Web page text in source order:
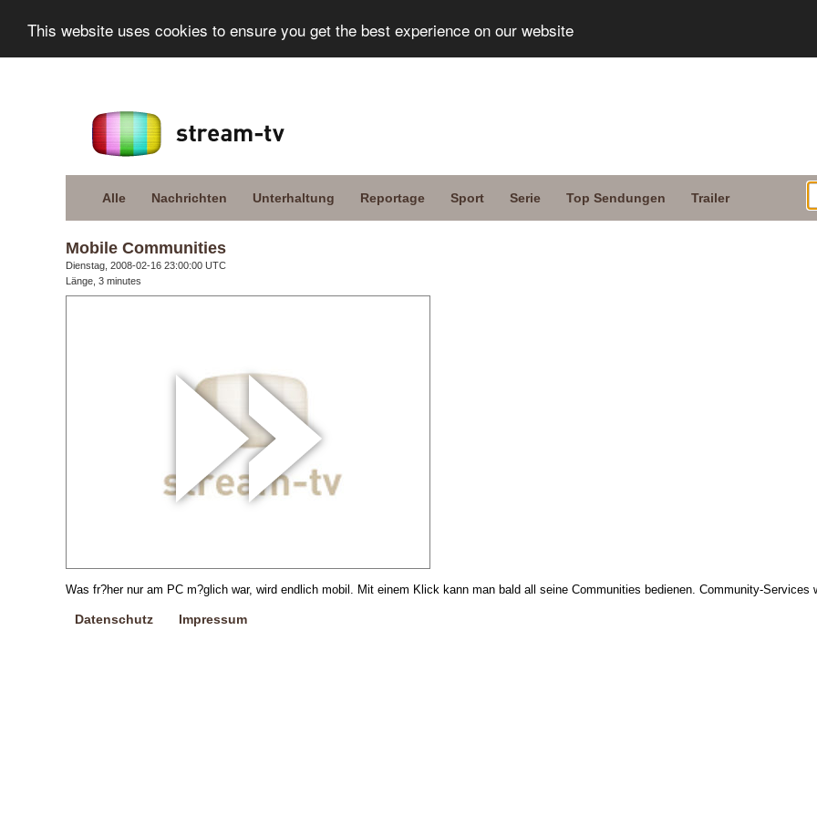
This website uses cookies to ensure you get the best experience on our website
Alle Nachrichten Unterhaltung Reportage Sport Serie Top Sendungen Trailer
Mobile Communities
Dienstag, 2008-02-16 23:00:00 UTC
Länge, 3 minutes
Was fr?her nur am PC m?glich war, wird endlich mobil. Mit einem Klick kann man bald all seine Communities bedienen. Community-
Datenschutz Impressum